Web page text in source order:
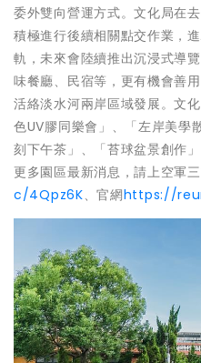
委外雙向營運方式。文化局在
積極進行後續相關點交作業，
軌，未來會陸續推出沉浸式導
味餐廳、民宿等，更有機會善
活絡淡水河兩岸區域發展。文
色UV膠同樂會」、「左岸美學
刻下午茶」、「苔球盆景創作
更多園區最新消息，請上空軍
c/4Qpz6K、官網https://